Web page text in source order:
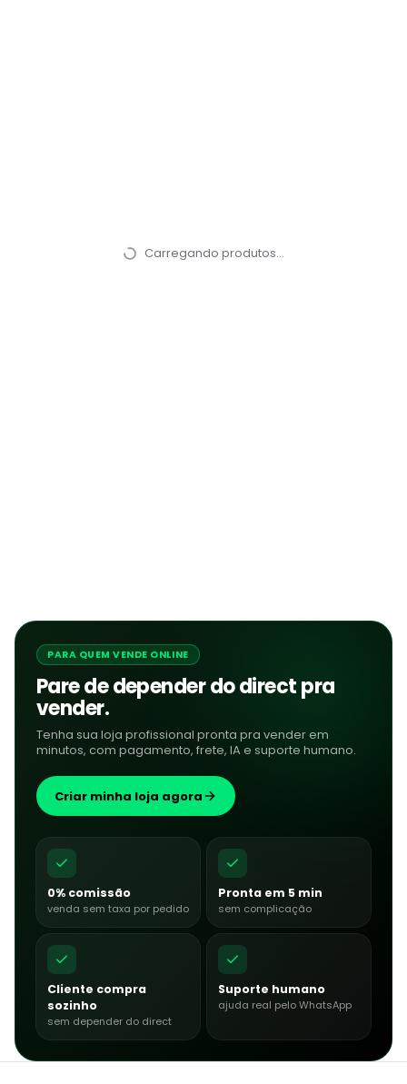
Carregando produtos…
PARA QUEM VENDE ONLINE
Pare de depender do direct pra
vender.
Tenha sua loja profissional pronta pra vender em
minutos, com pagamento, frete, IA e suporte humano.
Criar minha loja agora
0% comissão
venda sem taxa por pedido
Pronta em 5 min
sem complicação
Cliente compra
sozinho
sem depender do direct
Suporte humano
ajuda real pelo WhatsApp